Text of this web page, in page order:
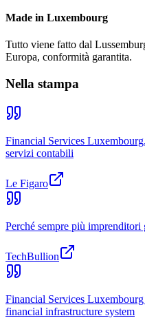
Made in Luxembourg
Tutto viene fatto dal
Europa, conformità garantita.
Nella stampa
Financial Services
servizi contabili
Le Figaro
Perché sempre più
TechBullion
Financial Services
financial infrastructure system